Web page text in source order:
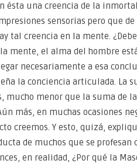
ésta una creencia de la
sensorias pero que
tal creencia en la mente.
mente, el alma del hombre
necesariamente a esa
la conciencia articulada. La
mucho menor que la suma de
más, en muchas ocasiones
creemos. Y esto, quizá,
de muchos que se profesan
en realidad, ¿Por qué la